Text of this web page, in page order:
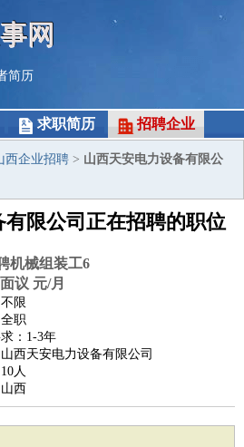
网
简历
求职简历 招聘企业
西企业招聘 > 山西天安电力设备有限公
限公司正在招聘的职位
机械组装工6
议 元/月
限
职
：1-3年
西天安电力设备有限公司
人
西